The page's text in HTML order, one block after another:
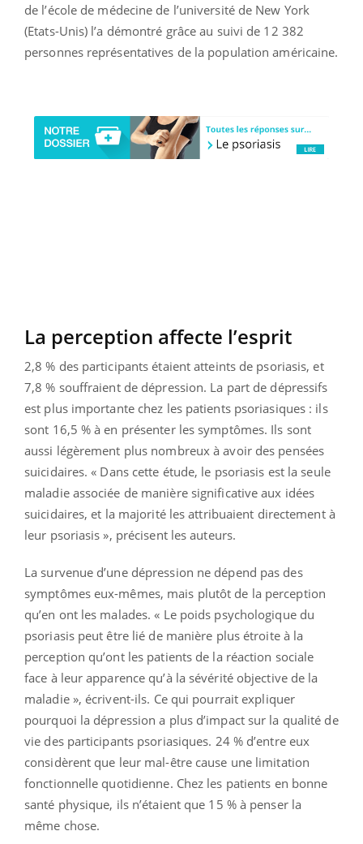
de l’école de médecine de l’université de New York
(Etats-Unis) l’a démontré grâce au suivi de 12 382
personnes représentatives de la population américaine.
La perception affecte l’esprit
2,8 % des participants étaient atteints de psoriasis, et
7,8 % souffraient de dépression. La part de dépressifs
est plus importante chez les patients psoriasiques : ils
sont 16,5 % à en présenter les symptômes. Ils sont
aussi légèrement plus nombreux à avoir des pensées
suicidaires. « Dans cette étude, le psoriasis est la seule
maladie associée de manière significative aux idées
suicidaires, et la majorité les attribuaient directement à
leur psoriasis », précisent les auteurs.
La survenue d’une dépression ne dépend pas des
symptômes eux-mêmes, mais plutôt de la perception
qu’en ont les malades. « Le poids psychologique du
psoriasis peut être lié de manière plus étroite à la
perception qu’ont les patients de la réaction sociale
face à leur apparence qu’à la sévérité objective de la
maladie », écrivent-ils. Ce qui pourrait expliquer
pourquoi la dépression a plus d’impact sur la qualité de
vie des participants psoriasiques. 24 % d’entre eux
considèrent que leur mal-être cause une limitation
fonctionnelle quotidienne. Chez les patients en bonne
santé physique, ils n’étaient que 15 % à penser la
même chose.